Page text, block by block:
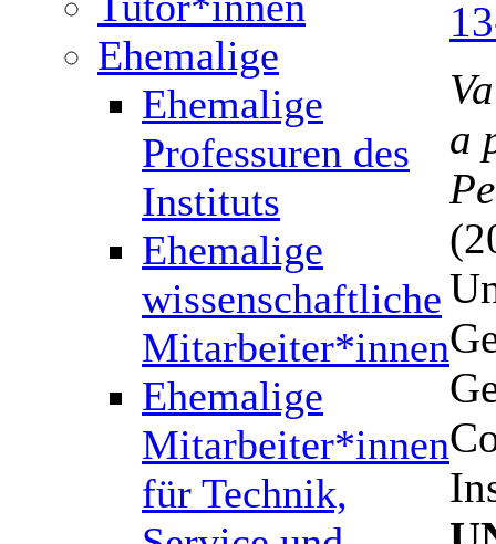
Ehemalige
Ehemalige
Professuren des
Instituts
Ehemalige
wissenschaftliche
Mitarbeiter*innen
Ehemalige
Mitarbeiter*innen
für Technik,
a